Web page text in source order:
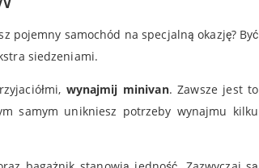
pojemny samochód na specjalną okazję? Być
siedzeniami.
wynajmij minivan. Zawsze jest to
samym unikniesz potrzeby wynajmu kilku